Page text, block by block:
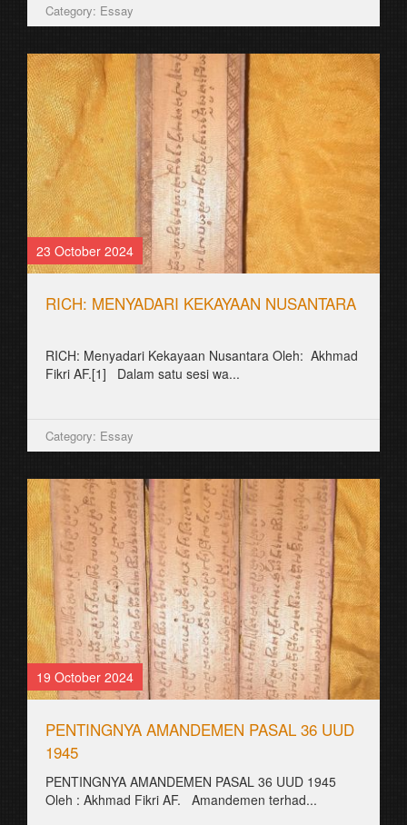
Category: Essay
23 October 2024
RICH: MENYADARI KEKAYAAN NUSANTARA
RICH: Menyadari Kekayaan Nusantara Oleh: Akhmad
Fikri AF.[1] Dalam satu sesi wa...
Category: Essay
19 October 2024
PENTINGNYA AMANDEMEN PASAL 36 UUD
1945
PENTINGNYA AMANDEMEN PASAL 36 UUD 1945
Oleh : Akhmad Fikri AF. Amandemen terhad...